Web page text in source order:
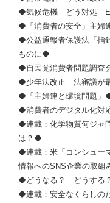
◆気候危機 どう対処
◆「消費者の安全」主婦
◆公益通報者保護法「指
ものに◆
◆自民党消費者問題調
◆少年法改正 法審議が
◆「主婦連と環境問題」
◆消費者のデジタル化
◆連載：化学物質何ジャ
は？◆
◆連載：米「コンシュー
情報へのSNS企業の取
◆どうなる？ どうする
◆連載：安全なくらしの